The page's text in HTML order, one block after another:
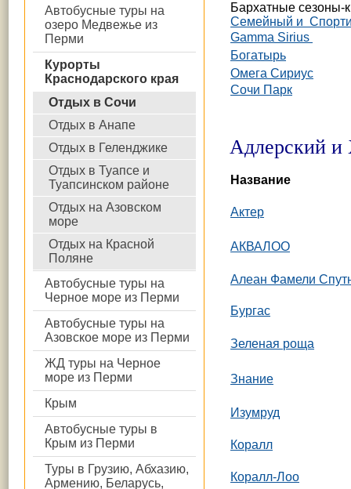
Автобусные туры на
озеро Медвежье из
Перми
Курорты
Краснодарского края
Отдых в Сочи
Отдых в Анапе
Отдых в Геленджике
Отдых в Туапсе и
Туапсинском районе
Отдых на Азовском
море
Отдых на Красной
Поляне
Автобусные туры на
Черное море из Перми
Автобусные туры на
Азовское море из Перми
ЖД туры на Черное
море из Перми
Крым
Автобусные туры в
Крым из Перми
Туры в Грузию, Абхазию,
Армению, Беларусь,
Бархатные сезоны-
Семейный и
Gamma Sirius
Богатырь
Омега Сириус
Сочи Парк
Адлерский и
Название
Актер
АКВАЛОО
Алеан Фамели
Бургас
Зеленая роща
Знание
Изумруд
Коралл
Коралл-Лоо